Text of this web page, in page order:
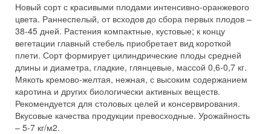
Новый сорт с красивыми плодами интенсивно-оранжевого
цвета. Раннеспелый, от всходов до сбора первых плодов –
38-45 дней. Растения компактные, кустовые; к концу
вегетации главный стебель приобретает вид короткой
плети. Сорт формирует цилиндрические плоды средней
длины и диаметра, гладкие, глянцевые, массой 0,6-0,7 кг.
Мякоть кремово-желтая, нежная, с высоким содержанием
каротина и других биологически активных веществ.
Рекомендуется для столовых целей и консервирования.
Вкусовые качества продукции превосходные. Урожайность
– 5-7 кг/м2.